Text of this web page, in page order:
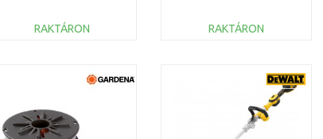
RAKTÁRON
Összehasonlítás
RAKTÁRON
Összehasonlítás